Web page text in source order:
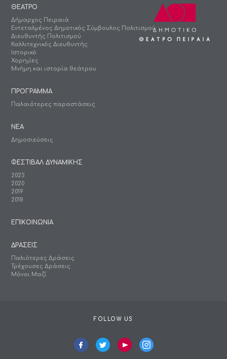
ΘΕΑΤΡΟ
Δήμαρχος Πειραιά
Εντεταλμένος Δημοτικός Σύμβουλος Πολιτισμού
Διευθυντής Πολιτισμού
Καλλιτεχνικός Διευθυντής
Ιστορικό
Χορηγίες
Μνήμη και ιστορία θεάτρου
ΠΡΟΓΡΑΜΜΑ
Παλαιότερες παραστάσεις
ΝΕΑ
Δημοσιεύσεις
ΦΕΣΤΙΒΑΛ ΔΥΝΑΜΙΚΗΣ
2023
2020
2019
2018
ΕΠΙΚΟΙΝΩΝΙΑ
ΔΡΑΣΕΙΣ
Παλιότερες Δράσεις
Τρέχουσες Δράσεις
Μόνοι Μαζί
FOLLOW US